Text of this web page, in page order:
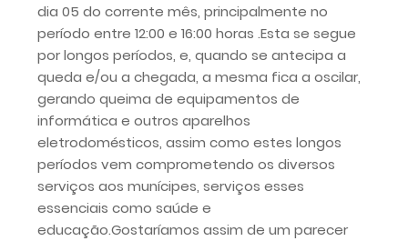
dia 05 do corrente mês, principalmente no
período entre 12:00 e 16:00 horas .Esta se segue
por longos períodos, e, quando se antecipa a
queda e/ou a chegada, a mesma fica a oscilar,
gerando queima de equipamentos de
informática e outros aparelhos
eletrodomésticos, assim como estes longos
períodos vem comprometendo os diversos
serviços aos munícipes, serviços esses
essenciais como saúde e
educação.Gostaríamos assim de um parecer